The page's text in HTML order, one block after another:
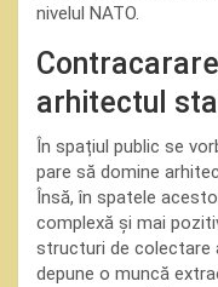
nivelul NATO.
arhitectul
În spațiul public se
pare să domine
Însă, în spatele
complexă și mai
structuri de colectare
depune o muncă